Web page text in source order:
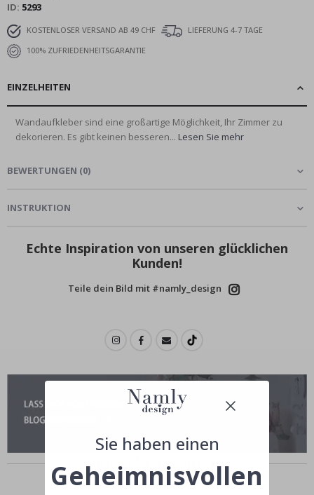
ID 5293
KOSTENLOSER VERSAND AB 49 CHF
LIEFERUNG 4-7 TAGE
100% ZUFRIEDENHEITSGARANTIE
EINZELHEITEN
Wandaufkleber sind eine großartige Möglichkeit, Ihr Zimmer zu
dekorieren. Es gibt keinen besseren... Lesen Sie mehr
BEWERTUNGEN (0)
INSTRUKTION
Echte Inspiration von unseren glücklichen
Kunden!
Teile dein Bild mit #namly_design
Ähnliche produkte
Sie haben einen
Geheimnisvollen